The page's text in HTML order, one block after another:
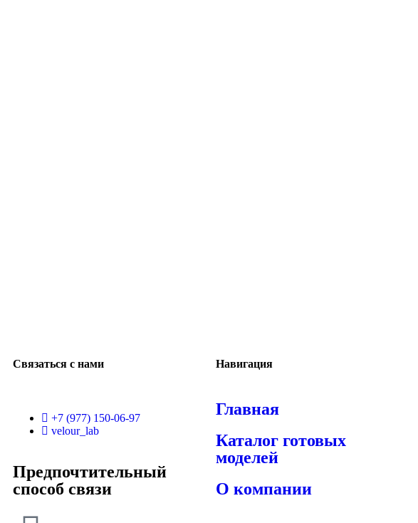
Связаться с нами
+7 (977) 150-06-97
velour_lab
Предпочтительный
способ связи
Навигация
Главная
Каталог готовых
моделей
О компании